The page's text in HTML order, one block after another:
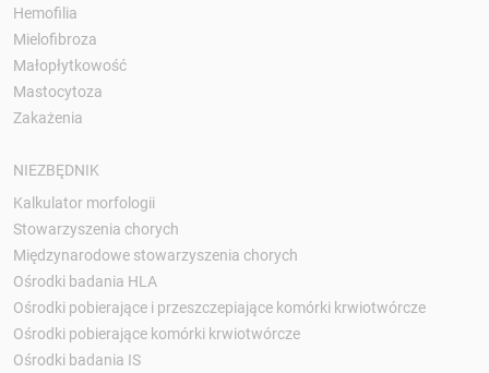
Hemofilia
Mielofibroza
Małopłytkowość
Mastocytoza
Zakażenia
NIEZBĘDNIK
Kalkulator morfologii
Stowarzyszenia chorych
Międzynarodowe stowarzyszenia chorych
Ośrodki badania HLA
Ośrodki pobierające i przeszczepiające komórki krwiotwórcze
Ośrodki pobierające komórki krwiotwórcze
Ośrodki badania IS